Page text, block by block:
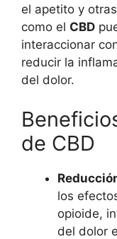
el apetito y
como el CBD
interaccionar
reducir la
del dolor.
de CBD
los
opioide,
del dolor